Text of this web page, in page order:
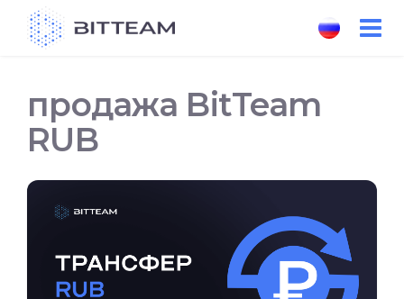
продажа BitTeam
RUB